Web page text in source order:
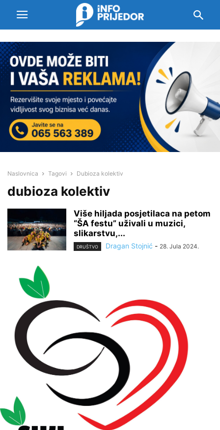
Naslovnica Tagovi Dubioza kolektiv
dubioza kolektiv
Više hiljada posjetilaca na petom
“ŠA festu” uživali u muzici,
slikarstvu,...
DRUŠTVO Dragan Stojnić - 28. Jula 2024.